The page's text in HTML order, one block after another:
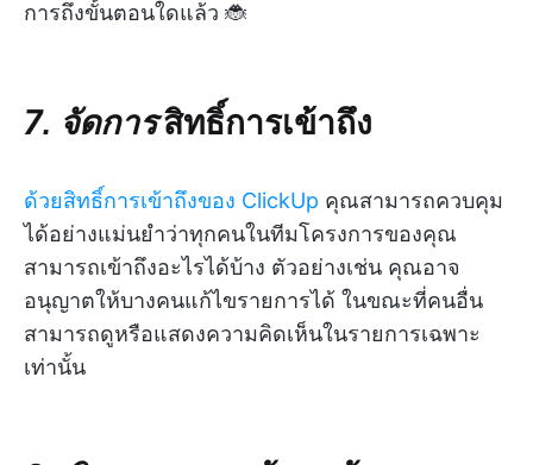
การถึงขั้นตอนใดแล้ว 🐞
7. จัดการสิทธิ์การเข้าถึง
ด้วยสิทธิ์การเข้าถึงของ ClickUp คุณสามารถควบคุม
ได้อย่างแม่นยำว่าทุกคนในทีมโครงการของคุณ
สามารถเข้าถึงอะไรได้บ้าง ตัวอย่างเช่น คุณอาจ
อนุญาตให้บางคนแก้ไขรายการได้ ในขณะที่คนอื่น
สามารถดูหรือแสดงความคิดเห็นในรายการเฉพาะ
เท่านั้น